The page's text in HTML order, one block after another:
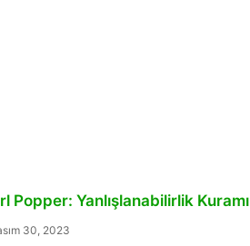
Popper: Yanlışlanabilirlik Kuramı
30, 2023